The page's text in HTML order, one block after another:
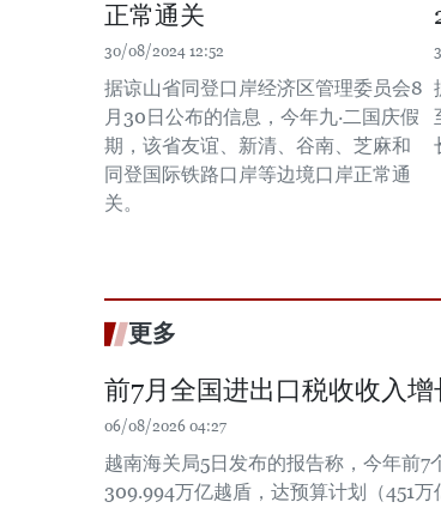
正常通关
30/08/2024 12:52
据谅山省同登口岸经济区管理委员会8
月30日公布的信息，今年九·二国庆假
期，该省友谊、新清、谷南、芝麻和
同登国际铁路口岸等边境口岸正常通
关。
更多
前7月全国进出口税收收入增
06/08/2026 04:27
越南海关局5日发布的报告称，今年前
309.994万亿越盾，达预算计划（451万